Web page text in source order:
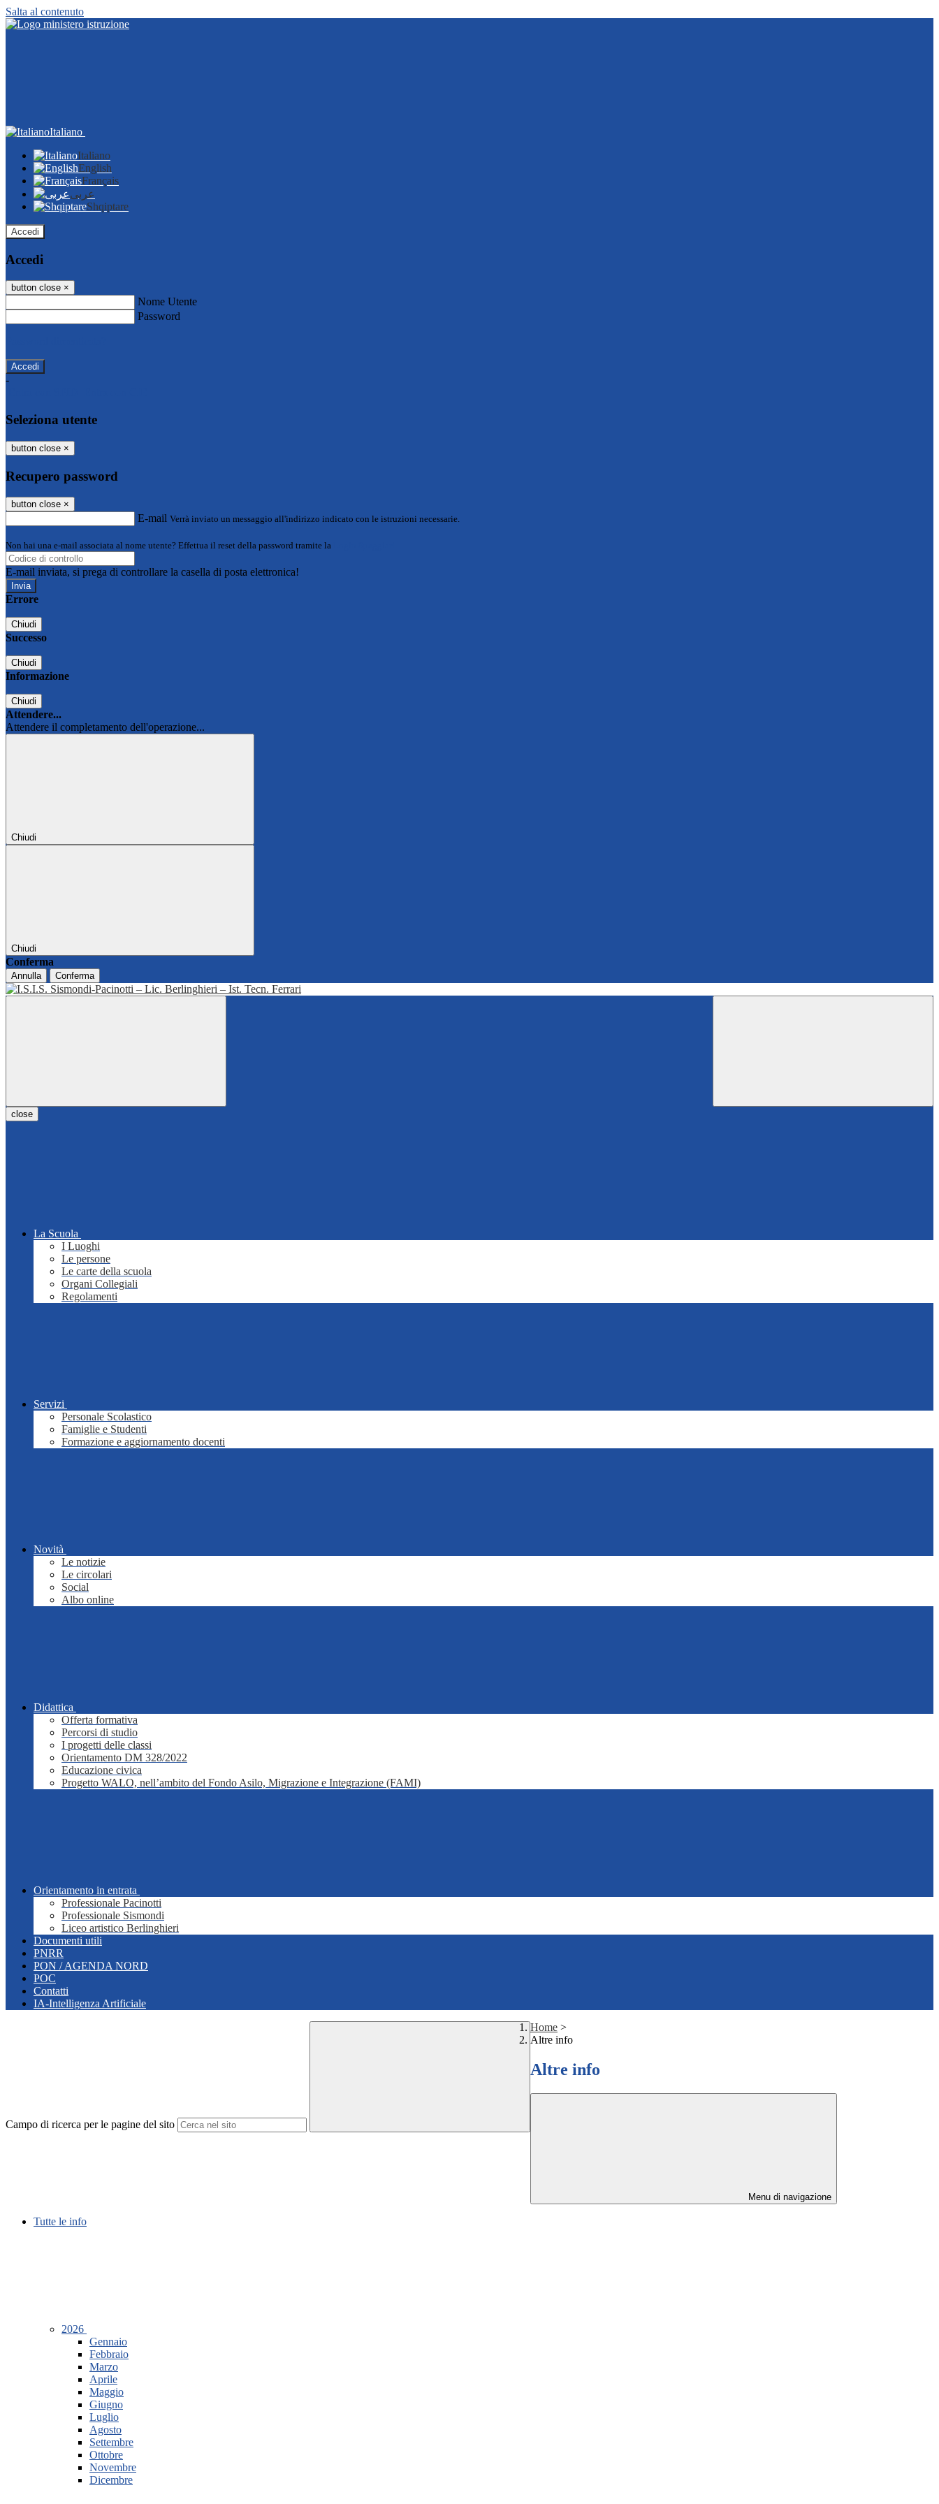
Salta al contenuto
Italiano
Italiano
English
Français
عربى
Shqiptare
Accedi
Accedi
button close ×
Nome Utente
Password
-
Seleziona utente
button close ×
Recupero password
button close ×
E-mail Verrà inviato un messaggio all'indirizzo indicato con le istruzioni necessarie.
Non hai una e-mail associata al nome utente? Effettua il reset della password tramite la
E-mail inviata, si prega di controllare la casella di posta elettronica!
Errore
Chiudi
Successo
Chiudi
Informazione
Chiudi
Attendere...
Attendere il completamento dell'operazione...
Chiudi
Chiudi
Conferma
Annulla Conferma
close
La Scuola
I Luoghi
Le persone
Le carte della scuola
Organi Collegiali
Regolamenti
Servizi
Personale Scolastico
Famiglie e Studenti
Formazione e aggiornamento docenti
Novità
Le notizie
Le circolari
Social
Albo online
Didattica
Offerta formativa
Percorsi di studio
I progetti delle classi
Orientamento DM 328/2022
Educazione civica
Progetto WALO, nell’ambito del Fondo Asilo, Migrazione e Integrazione (FAMI)
Orientamento in entrata
Professionale Pacinotti
Professionale Sismondi
Liceo artistico Berlinghieri
Documenti utili
PNRR
PON / AGENDA NORD
POC
Contatti
IA-Intelligenza Artificiale
Campo di ricerca per le pagine del sito
Home >
Altre info
Altre info
Menu di navigazione
Tutte le info
2026
Gennaio
Febbraio
Marzo
Aprile
Maggio
Giugno
Luglio
Agosto
Settembre
Ottobre
Novembre
Dicembre